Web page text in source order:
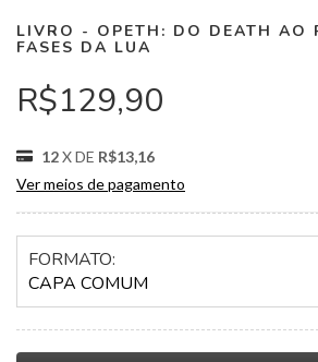
LIVRO - OPETH: DO DEATH AO
FASES DA LUA
R$129,90
12X DE R$13,16
Ver meios de pagamento
FORMATO:
CAPA COMUM